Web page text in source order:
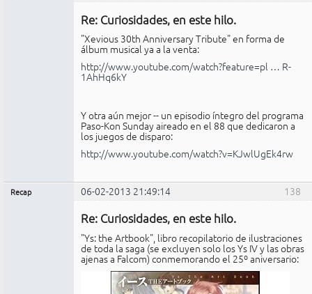
Re: Curiosidades, en este hilo.
"Xevious 30th Anniversary Tribute" en forma de
álbum musical ya a la venta:
http://www.youtube.com/watch?feature=pl … R-
1AhHq6kY
Y otra aún mejor -- un episodio íntegro del programa
Paso-Kon Sunday aireado en el 88 que dedicaron a
los juegos de disparo:
http://www.youtube.com/watch?v=KJwlUgEk4rw
138
Recap 06-02-2013 21:49:14
Re: Curiosidades, en este hilo.
"Ys: the Artbook", libro recopilatorio de ilustraciones
de toda la saga (se excluyen solo los Ys IV y las obras
ajenas a Falcom) conmemorando el 25º aniversario: